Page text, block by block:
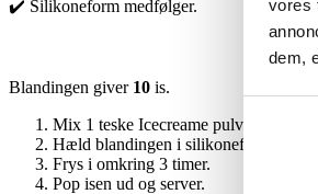
vores
dem,
✔️ Silikoneform medfølger.
Blandingen giver 10 is.
Mix 1 teske Icecreame pulver i 40 ml.
Hæld blandingen i silikoneformen.
Frys i omkring 3 timer.
Pop isen ud og server.